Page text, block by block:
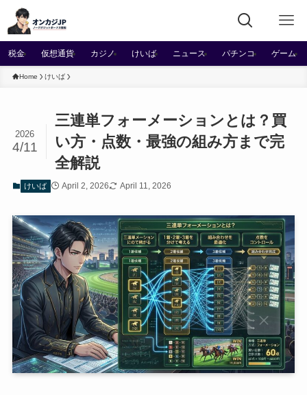
税金 仮想通貨 カジノ けいば ニュース パチンコ ゲーム
Home けいば
三連単フォーメーションとは？買
い方・点数・最強の組み方まで完
全解説
2026
4/11
けいば April 2, 2026 April 11, 2026